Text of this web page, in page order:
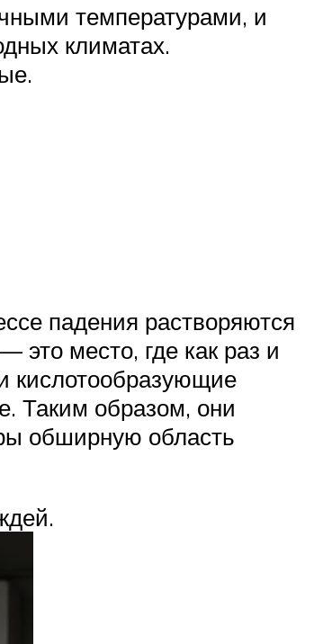
температурами, и
климатах.
падения растворяются
это место, где как раз и
кислотообразующие
Таким образом, они
обширную область